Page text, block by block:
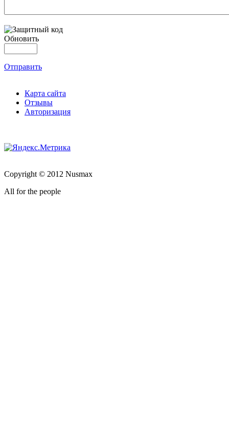
Обновить
Отправить
Карта сайта
Отзывы
Авторизация
Copyright © 2012 Nusmax
All for the people